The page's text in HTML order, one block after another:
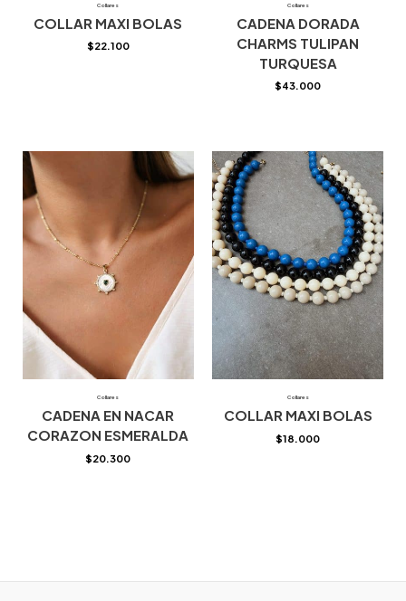
Collares
COLLAR MAXI BOLAS
$22.100
Collares
CADENA DORADA
CHARMS TULIPAN
TURQUESA
$43.000
Collares
CADENA EN NACAR
CORAZON ESMERALDA
$20.300
Collares
COLLAR MAXI BOLAS
$18.000